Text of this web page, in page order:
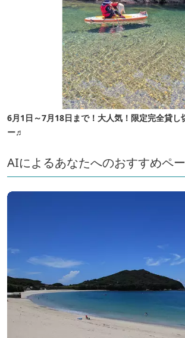
6月1日～7月18日まで！大人気！限定完全貸し
ー♬
AIによるあなたへのおすすめペ